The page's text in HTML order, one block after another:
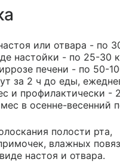
или отвара - по
настойки - по 25-30
печени - по 50-
за 2 ч до еды,
и профилактически -
в осенне-весенний
полости рта,
влажных
настоя и отвара.